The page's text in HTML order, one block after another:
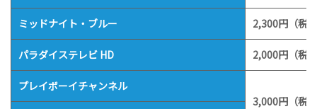
ミッドナイト・ブルー 2,300円（税
パラダイステレビ HD 2,000円（税
プレイボーイチャンネル
3,000円（税